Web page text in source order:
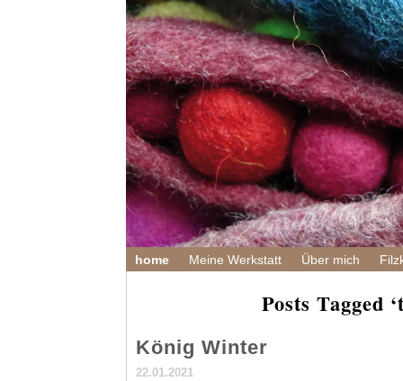
home Meine Werkstatt Über mich
Posts Tagged
König Winter
22.01.2021